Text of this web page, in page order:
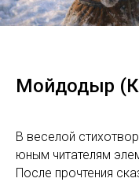
Мойдодыр
В веселой
юным читателям
После прочтения